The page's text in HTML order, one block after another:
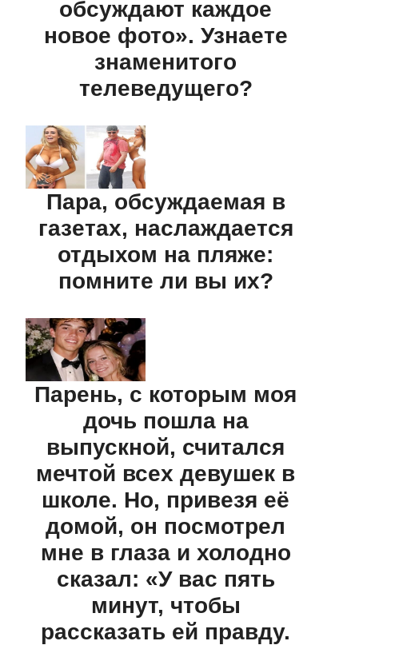
обсуждают каждое
новое фото». Узнаете
знаменитого
телеведущего?
Пара, обсуждаемая в
газетах, наслаждается
отдыхом на пляже:
помните ли вы их?
Парень, с которым моя
дочь пошла на
выпускной, считался
мечтой всех девушек в
школе. Но, привезя её
домой, он посмотрел
мне в глаза и холодно
сказал: «У вас пять
минут, чтобы
рассказать ей правду.